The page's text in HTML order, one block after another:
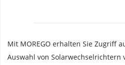
Mit MOREGO erhalten Sie Zugriff
Auswahl von Solarwechselrichtern